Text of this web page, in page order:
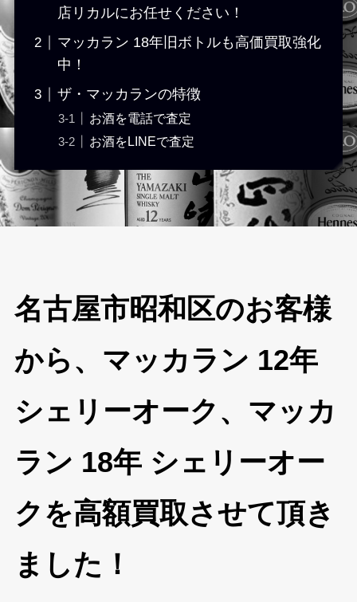
店リカルにお任せください！
マッカラン 18年旧ボトルも高価買取強化
中！
ザ・マッカランの特徴
お酒を電話で査定
お酒をLINEで査定
名古屋市昭和区のお客様
から、マッカラン 12年
シェリーオーク、マッカ
ラン 18年 シェリーオー
クを高額買取させて頂き
ました！